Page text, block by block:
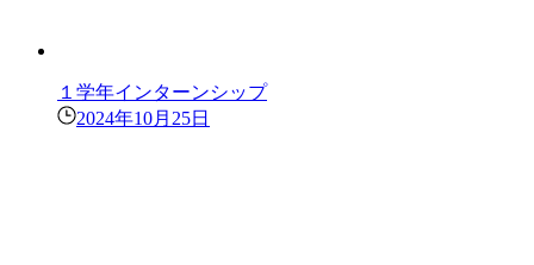
１学年インターンシップ
2024年10月25日